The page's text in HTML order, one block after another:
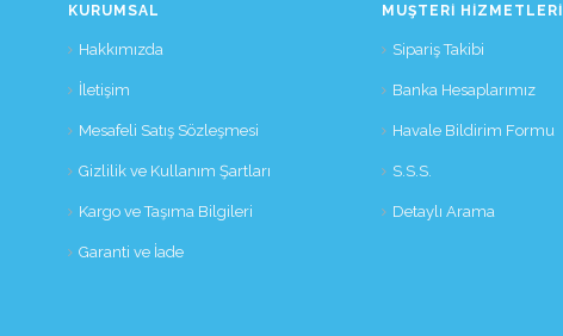
KURUMSAL
Hakkımızda
İletişim
Mesafeli Satış Sözleşmesi
Gizlilik ve Kullanım Şartları
Kargo ve Taşıma Bilgileri
Garanti ve İade
MÜŞTERI HIZMETLERI
Sipariş Takibi
Banka Hesaplarımız
Havale Bildirim Formu
S.S.S.
Detaylı Arama